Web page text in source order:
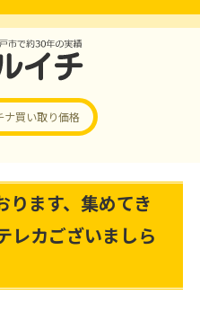
ナ買い取り価格
ります、集めてき
レカございましら